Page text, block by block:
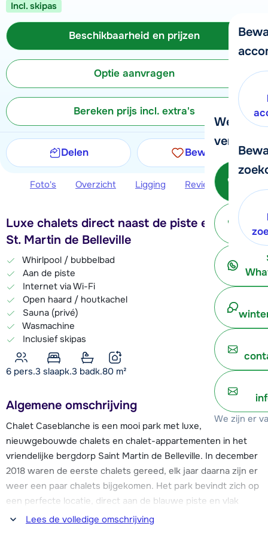
We
verder!
Bel
We zijn er
Incl. skipas
Beschikbaarheid en prijzen
Optie aanvragen
Bereken prijs incl. extra's
Delen Bewaren
Foto's Overzicht Ligging Reviews
Luxe chalets direct naast de piste en lift in
St. Martin de Belleville
Whirlpool / bubbelbad
Aan de piste
Internet via Wi-Fi
Open haard / houtkachel
Sauna (privé)
Wasmachine
Inclusief skipas
6 pers.3 slaapk.3 badk.80 m²
Algemene omschrijving
Chalet Caseblanche is een mooi park met luxe,
nieuwgebouwde chalets en chalet-appartementen in het
vriendelijke bergdorp Saint Martin de Belleville. In december
2018 waren de eerste chalets gereed, elk jaar daarna zijn er
weer een paar chalets bijgekomen. Het park bevindt zich op
een perfecte locatie, direct aan de blauwe piste en vlak
boven het dalstation van cabinelift Saint Martin 1. Hierdoor is
Lees de volledige omschrijving